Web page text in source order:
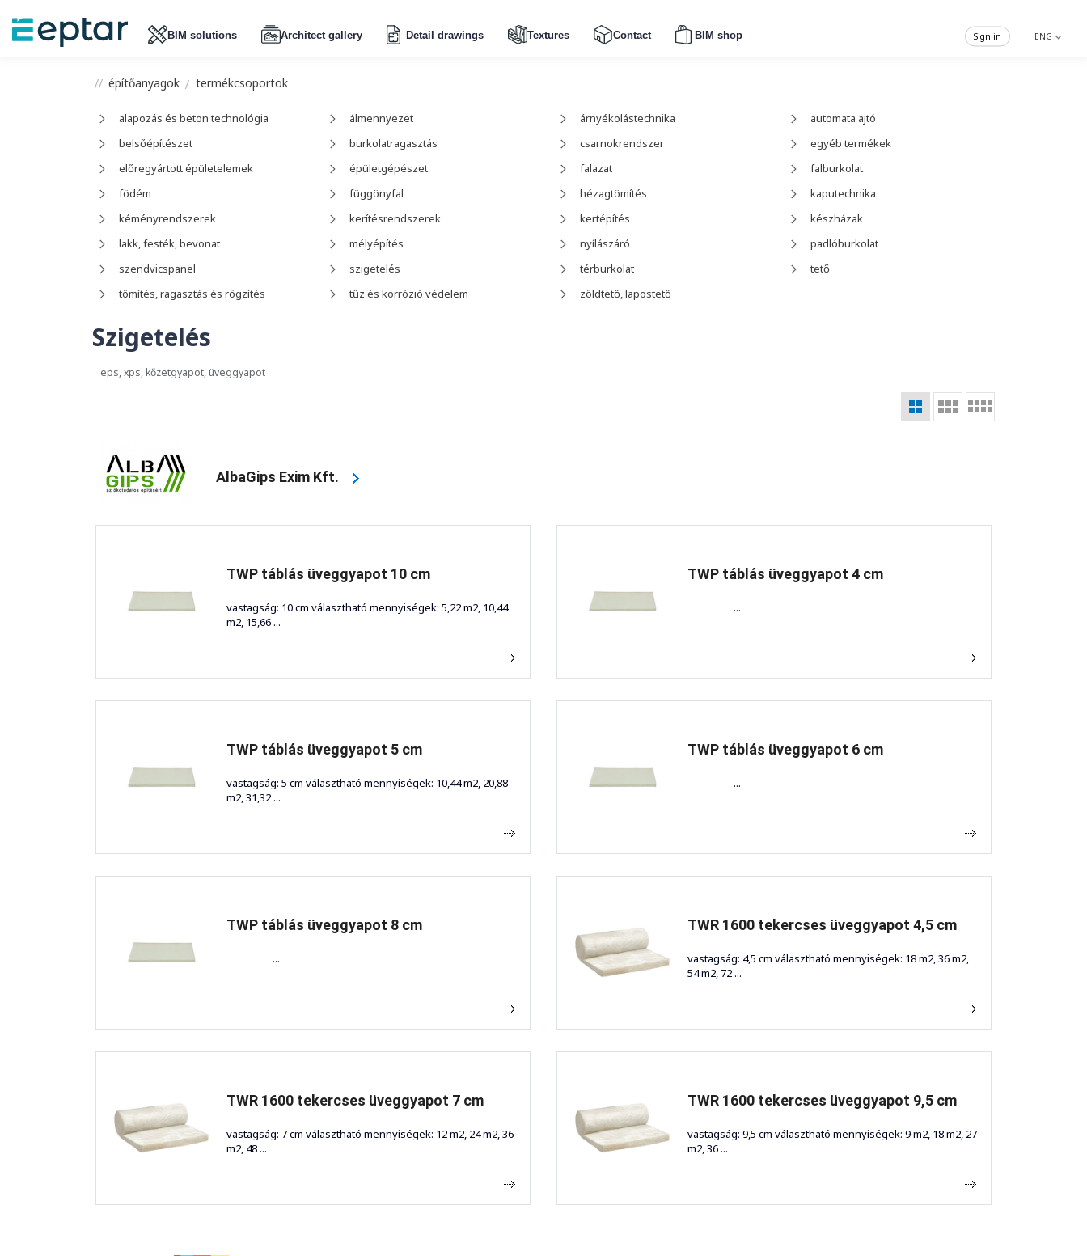
BIM solutions Architect gallery Detail drawings Textures Contact BIM shop ENG
Sign in
építőanyagok termékcsoportok
alapozás és beton technológia
belsőépítészet
előregyártott épületelemek
födém
kéményrendszerek
lakk, festék, bevonat
szendvicspanel
tömítés, ragasztás és rögzítés
álmennyezet
burkolatragasztás
épületgépészet
függönyfal
kerítésrendszerek
mélyépítés
szigetelés
tűz és korrózió védelem
árnyékolástechnika
csarnokrendszer
falazat
hézagtömítés
kertépítés
nyílászáró
térburkolat
zöldtető, lapostető
automata ajtó
egyéb termékek
falburkolat
kaputechnika
készházak
padlóburkolat
tető
Szigetelés
eps, xps, kőzetgyapot, üveggyapot
AlbaGips Exim Kft.
TWP táblás üveggyapot 10 cm
vastagság: 10 cm választható mennyiségek: 5,22 m2, 10,44
m2, 15,66 ...
TWP táblás üveggyapot 4 cm
...
TWP táblás üveggyapot 5 cm
vastagság: 5 cm választható mennyiségek: 10,44 m2, 20,88
m2, 31,32 ...
TWP táblás üveggyapot 6 cm
...
TWP táblás üveggyapot 8 cm
...
TWR 1600 tekercses üveggyapot 4,5 cm
vastagság: 4,5 cm választható mennyiségek: 18 m2, 36 m2,
54 m2, 72 ...
TWR 1600 tekercses üveggyapot 7 cm
vastagság: 7 cm választható mennyiségek: 12 m2, 24 m2, 36
m2, 48 ...
TWR 1600 tekercses üveggyapot 9,5 cm
vastagság: 9,5 cm választható mennyiségek: 9 m2, 18 m2, 27
m2, 36 ...